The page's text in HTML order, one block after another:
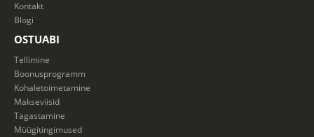
Kontakt
Blogi
OSTUABI
Tellimine
Boonusprogramm
Kohaletoimetamine
Makseviisid
Tagastamine
Müügitingimused